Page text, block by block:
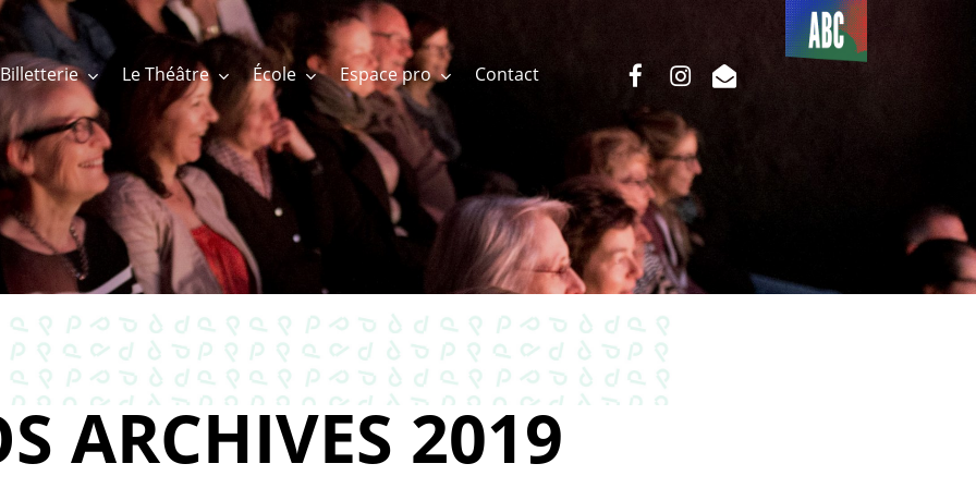
Billetterie Le Théâtre École Espace pro Contact
Du côté
de l’ABC
facebookinstagram
email
ARCHIVES 2019